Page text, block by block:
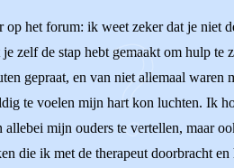
het forum: ik weet zeker dat je niet
zelf de stap hebt gemaakt om hulp
gepraat, en van niet allemaal
te voelen mijn hart kon luchten. Ik
mijn ouders te vertellen, maar
die ik met de therapeut doorbracht